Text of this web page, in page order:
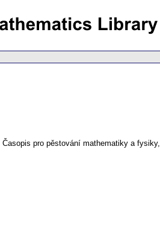
Časopis pro pěstování mathematiky a fysiky,